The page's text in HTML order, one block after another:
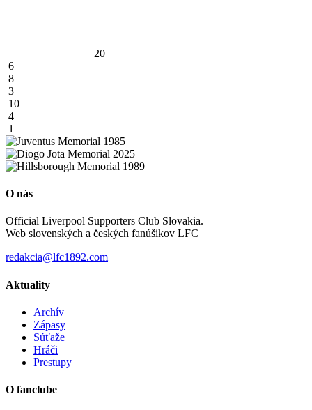
20
6
8
3
10
4
1
O nás
Official Liverpool Supporters Club Slovakia.
Web slovenských a českých fanúšikov LFC
redakcia@lfc1892.com
Aktuality
Archív
Zápasy
Súťaže
Hráči
Prestupy
O fanclube